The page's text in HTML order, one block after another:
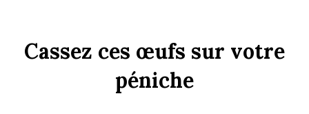
Cassez ces œufs sur votre
péniche